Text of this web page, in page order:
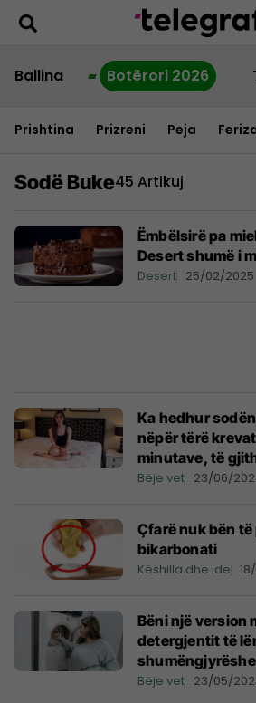
Ballina Botërori 2026
Prishtina Prizreni Peja
Sodë Buke45 Artikuj
Ëmbëlsirë pa
Desert shumë i
Desert 25/02/2025
Ka hedhur
nëpër tërë
minutave, të
Bëje vet 23/06/
Çfarë nuk bën
bikarbonati
Këshilla dhe ide
Bëni një version
detergjentit të
disponueshëm
Bëje vet 23/05/